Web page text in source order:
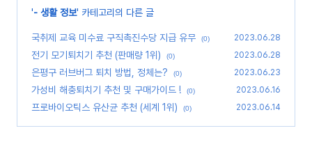
'- 생활 정보' 카테고리의 다른 글
국취제 교육 미수료 구직촉진수당 지급 유무 (0) 2023.06.28
전기 모기퇴치기 추천 (판매량 1위) (0) 2023.06.28
은평구 러브버그 퇴치 방법, 정체는? (0) 2023.06.23
가성비 해충퇴치기 추천 및 구매가이드 ! (0) 2023.06.16
프로바이오틱스 유산균 추천 (세계 1위) (0) 2023.06.14